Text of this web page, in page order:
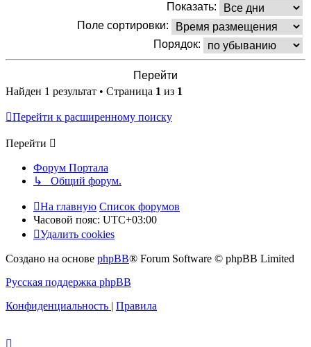
Показать:
Поле сортировки:
Порядок:
Найден 1 результат • Страница 1 из 1
Перейти к расширенному поиску
Перейти
Форум Портала
↳ Общий форум.
На главную Список форумов
Часовой пояс: UTC+03:00
Удалить cookies
Создано на основе phpBB® Forum Software © phpBB Limited
Русская поддержка phpBB
Конфиденциальность | Правила